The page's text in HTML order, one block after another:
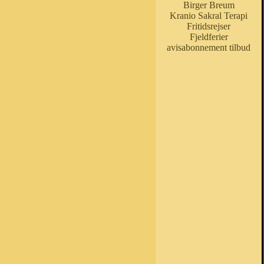
Birger Breum
Kranio Sakral Terapi
Fritidsrejser
Fjeldferier
avisabonnement tilbud